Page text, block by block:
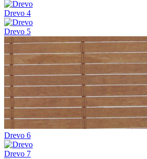
Drevo 4
Drevo 5
Drevo 6
Drevo 7